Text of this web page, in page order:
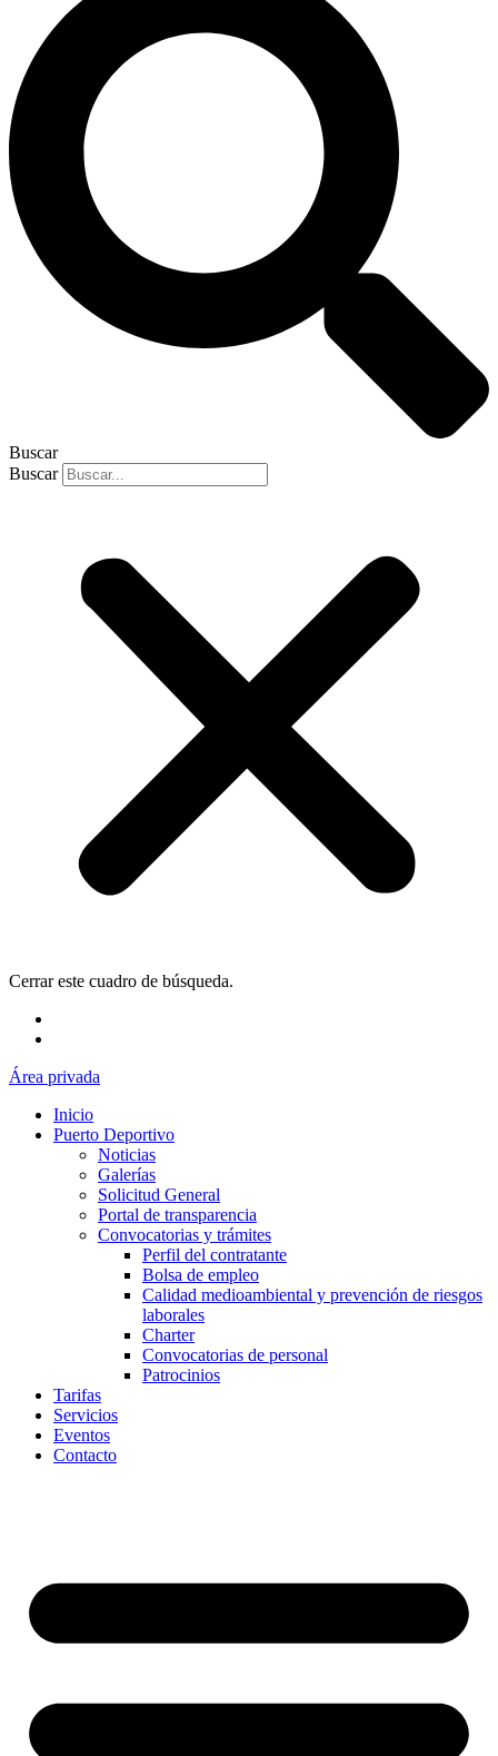
Buscar
Buscar
Cerrar este cuadro de búsqueda.
Área privada
Inicio
Puerto Deportivo
Noticias
Galerías
Solicitud General
Portal de transparencia
Convocatorias y trámites
Perfil del contratante
Bolsa de empleo
Calidad medioambiental y prevención de riesgos
laborales
Charter
Convocatorias de personal
Patrocinios
Tarifas
Servicios
Eventos
Contacto